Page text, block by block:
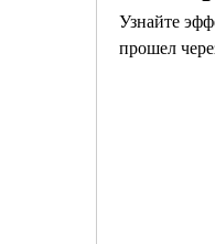
Узнайте
прошел